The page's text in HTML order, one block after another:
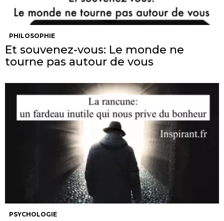
PHILOSOPHIE
Et souvenez-vous: Le monde ne
tourne pas autour de vous
PSYCHOLOGIE